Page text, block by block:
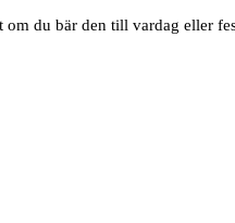
du bär den till vardag eller